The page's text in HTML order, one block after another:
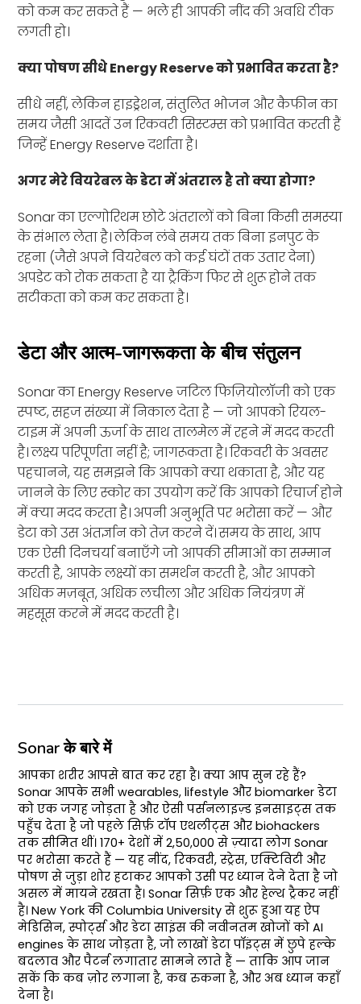
को कम कर सकते हैं — भले ही आपकी नींद की अवधि ठीक
लगती हो।
क्या पोषण सीधे Energy Reserve को प्रभावित करता है?
सीधे नहीं, लेकिन हाइड्रेशन, संतुलित भोजन और कैफीन का
समय जैसी आदतें उन रिकवरी सिस्टम्स को प्रभावित करती हैं
जिन्हें Energy Reserve दर्शाता है।
अगर मेरे वियरेबल के डेटा में अंतराल है तो क्या होगा?
Sonar का एल्गोरिथम छोटे अंतरालों को बिना किसी समस्या
के संभाल लेता है। लेकिन लंबे समय तक बिना इनपुट के
रहना (जैसे अपने वियरेबल को कई घंटों तक उतार देना)
अपडेट को रोक सकता है या ट्रैकिंग फिर से शुरू होने तक
सटीकता को कम कर सकता है।
डेटा और आत्म-जागरूकता के बीच संतुलन
Sonar का Energy Reserve जटिल फिज़ियोलॉजी को एक
स्पष्ट, सहज संख्या में निकाल देता है — जो आपको रियल-
टाइम में अपनी ऊर्जा के साथ तालमेल में रहने में मदद करती
है। लक्ष्य परिपूर्णता नहीं है; जागरूकता है। रिकवरी के अवसर
पहचानने, यह समझने कि आपको क्या थकाता है, और यह
जानने के लिए स्कोर का उपयोग करें कि आपको रिचार्ज होने
में क्या मदद करता है। अपनी अनुभूति पर भरोसा करें — और
डेटा को उस अंतर्ज्ञान को तेज़ करने दें। समय के साथ, आप
एक ऐसी दिनचर्या बनाएँगे जो आपकी सीमाओं का सम्मान
करती है, आपके लक्ष्यों का समर्थन करती है, और आपको
अधिक मज़बूत, अधिक लचीला और अधिक नियंत्रण में
महसूस करने में मदद करती है।
Sonar के बारे में
आपका शरीर आपसे बात कर रहा है। क्या आप सुन रहे हैं?
Sonar आपके सभी wearables, lifestyle और biomarker डेटा
को एक जगह जोड़ता है और ऐसी पर्सनलाइज़्ड इनसाइट्स तक
पहुँच देता है जो पहले सिर्फ़ टॉप एथलीट्स और biohackers
तक सीमित थीं। 170+ देशों में 2,50,000 से ज़्यादा लोग Sonar
पर भरोसा करते हैं — यह नींद, रिकवरी, स्ट्रेस, एक्टिविटी और
पोषण से जुड़ा शोर हटाकर आपको उसी पर ध्यान देने देता है जो
असल में मायने रखता है। Sonar सिर्फ़ एक और हेल्थ ट्रैकर नहीं
है। New York की Columbia University से शुरू हुआ यह ऐप
मेडिसिन, स्पोर्ट्स और डेटा साइंस की नवीनतम खोजों को AI
engines के साथ जोड़ता है, जो लाखों डेटा पॉइंट्स में छुपे हल्के
बदलाव और पैटर्न लगातार सामने लाते हैं — ताकि आप जान
सकें कि कब ज़ोर लगाना है, कब रुकना है, और अब ध्यान कहाँ
देना है।